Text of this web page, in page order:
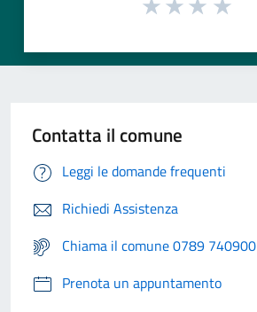
Contatta il comune
Leggi le domande frequenti
Richiedi Assistenza
Chiama il comune 0789 740900
Prenota un appuntamento